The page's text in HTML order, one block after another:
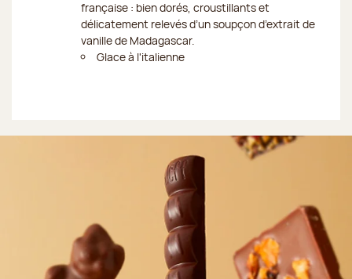
française : bien dorés, croustillants et
délicatement relevés d’un soupçon d’extrait de
vanille de Madagascar.
Glace à l'italienne